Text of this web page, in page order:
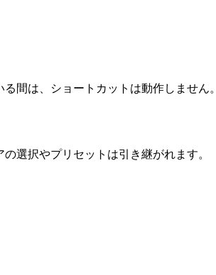
間は、ショートカットは動作しません。
選択やプリセットは引き継がれます。